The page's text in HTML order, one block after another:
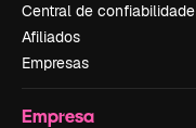
Central de confiabilidade
Afiliados
Empresas
Empresa